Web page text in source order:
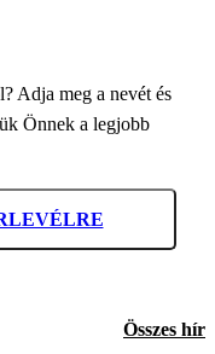
Adja meg a nevét és
Önnek a legjobb
Összes hír